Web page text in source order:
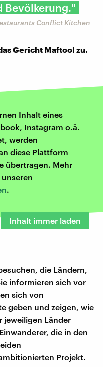
Bevölkerung."
Conflict Kitchen
Gericht Maftool zu.
Inhalt eines
Instagram o.ä.
werden
diese Plattform
übertragen. Mehr
.
Inhalt immer laden
die Ländern,
informieren sich vor
sich von
geben und zeigen, wie
jeweiligen Länder
die in den
Projekt.